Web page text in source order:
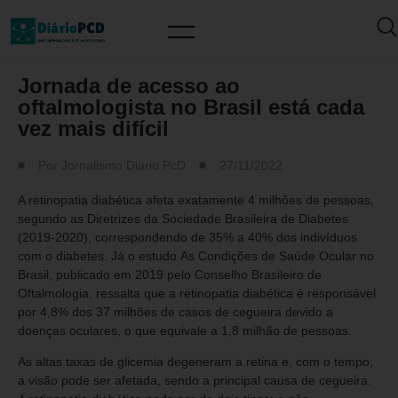
Jornada de acesso ao
oftalmologista no Brasil está cada
vez mais difícil
A retinopatia diabética afeta exatamente 4 milhões de pessoas,
segundo as Diretrizes da Sociedade Brasileira de Diabetes
(2019-2020), correspondendo de 35% a 40% dos indivíduos
com o diabetes. Já o estudo As Condições de Saúde Ocular no
Brasil, publicado em 2019 pelo Conselho Brasileiro de
Oftalmologia, ressalta que a retinopatia diabética é responsável
por 4,8% dos 37 milhões de casos de cegueira devido a
doenças oculares, o que equivale a 1,8 milhão de pessoas.
As altas taxas de glicemia degeneram a retina e, com o tempo,
a visão pode ser afetada, sendo a principal causa de cegueira.